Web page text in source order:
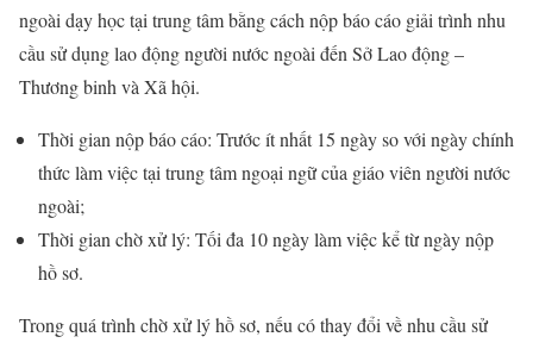
ngoài dạy học tại trung tâm bằng cách nộp báo cáo giải trình nhu
cầu sử dụng lao động người nước ngoài đến Sở Lao động –
Thương binh và Xã hội.
Thời gian nộp báo cáo: Trước ít nhất 15 ngày so với ngày chính
thức làm việc tại trung tâm ngoại ngữ của giáo viên người nước
ngoài;
Thời gian chờ xử lý: Tối đa 10 ngày làm việc kể từ ngày nộp
hồ sơ.
Trong quá trình chờ xử lý hồ sơ, nếu có thay đổi về nhu cầu sử